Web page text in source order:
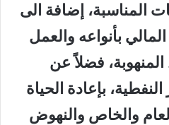
المناسبة، إضافة الى
بأنواعه والعمل
فضلاً عن
بإعادة الحياة
والخاص والنهوض